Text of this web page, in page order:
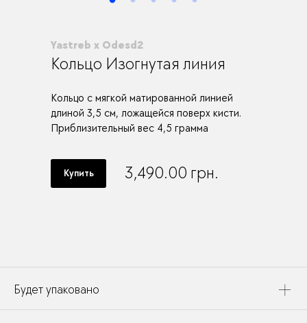
Yastreb x Odesd2
Кольцо Изогнутая линия
Кольцо с мягкой матированной линией
длиной 3,5 см, ложащейся поверх кисти.
Приблизительный вес 4,5 грамма
Купить 3,490.00 грн.
Будет упаковано